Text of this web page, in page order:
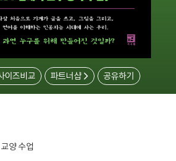
이즈비교 파트너샵 공유하기
양 수업